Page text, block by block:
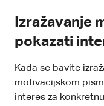
Izražavanje
pokazati
Kada se bavite
motivacijskom
interes za